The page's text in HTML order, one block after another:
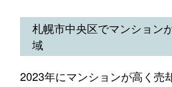
札幌市中央区でマンション
域
2023年にマンションが高く売